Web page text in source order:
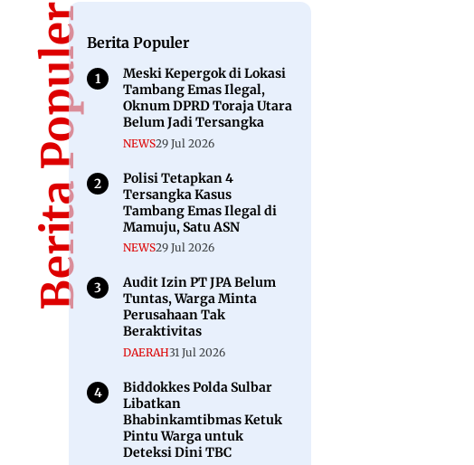
Berita PopulerBerita Populer
Meski Kepergok di Lokasi
Tambang Emas Ilegal,
Oknum DPRD Toraja Utara
Belum Jadi Tersangka
NEWS29 Jul 2026
Polisi Tetapkan 4
Tersangka Kasus
Tambang Emas Ilegal di
Mamuju, Satu ASN
NEWS29 Jul 2026
Audit Izin PT JPA Belum
Tuntas, Warga Minta
Perusahaan Tak
Beraktivitas
DAERAH31 Jul 2026
Biddokkes Polda Sulbar
Libatkan
Bhabinkamtibmas Ketuk
Pintu Warga untuk
Deteksi Dini TBC